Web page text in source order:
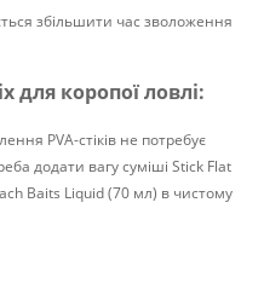
збільшити час зволоження
для коропої ловлі:
PVA-стіків не потребує
додати вагу суміші Stick Flat
Baits Liquid (70 мл) в чистому